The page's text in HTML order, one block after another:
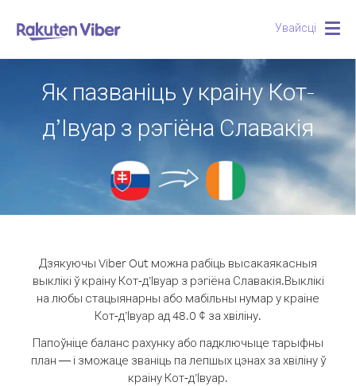
Увайсці
Як пазваніць у краіну Кот-
д’Івуар з рэгіёна Славакія
Дзякуючы Viber Out можна рабіць высакаякасныя
выклікі ў краіну Кот-д’Івуар з рэгіёна Славакія.Выклікі
на любы стацыянарны або мабільны нумар у краіне
Кот-д’Івуар ад 48.0 ¢ за хвіліну.
Папоўніце баланс рахунку або падключыце тарыфны
план — і зможаце званіць па лепшых цэнах за хвіліну ў
краіну Кот-д’Івуар.